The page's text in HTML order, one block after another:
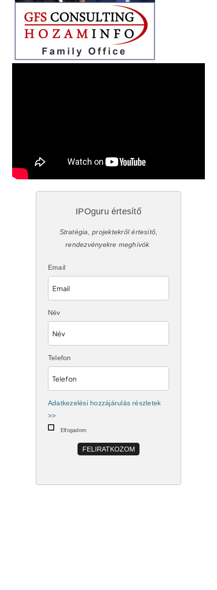
IPOguru értesítő
Stratégia, projektekről értesítő,
rendezvényekre meghívók
Email
Név
Telefon
Adatkezelési hozzájárulás részletek
>>
Elfogadom
FELIRATKOZOM